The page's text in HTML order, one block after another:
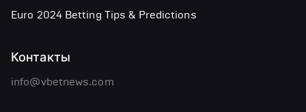
Euro 2024 Betting Tips & Predictions
Контакты
info@vbetnews.com